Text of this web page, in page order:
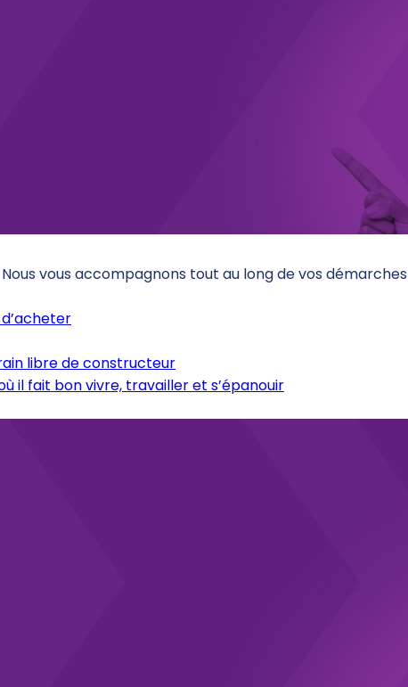
vous accompagnons tout au long de vos
libre de constructeur
il fait bon vivre, travailler et s’épanouir